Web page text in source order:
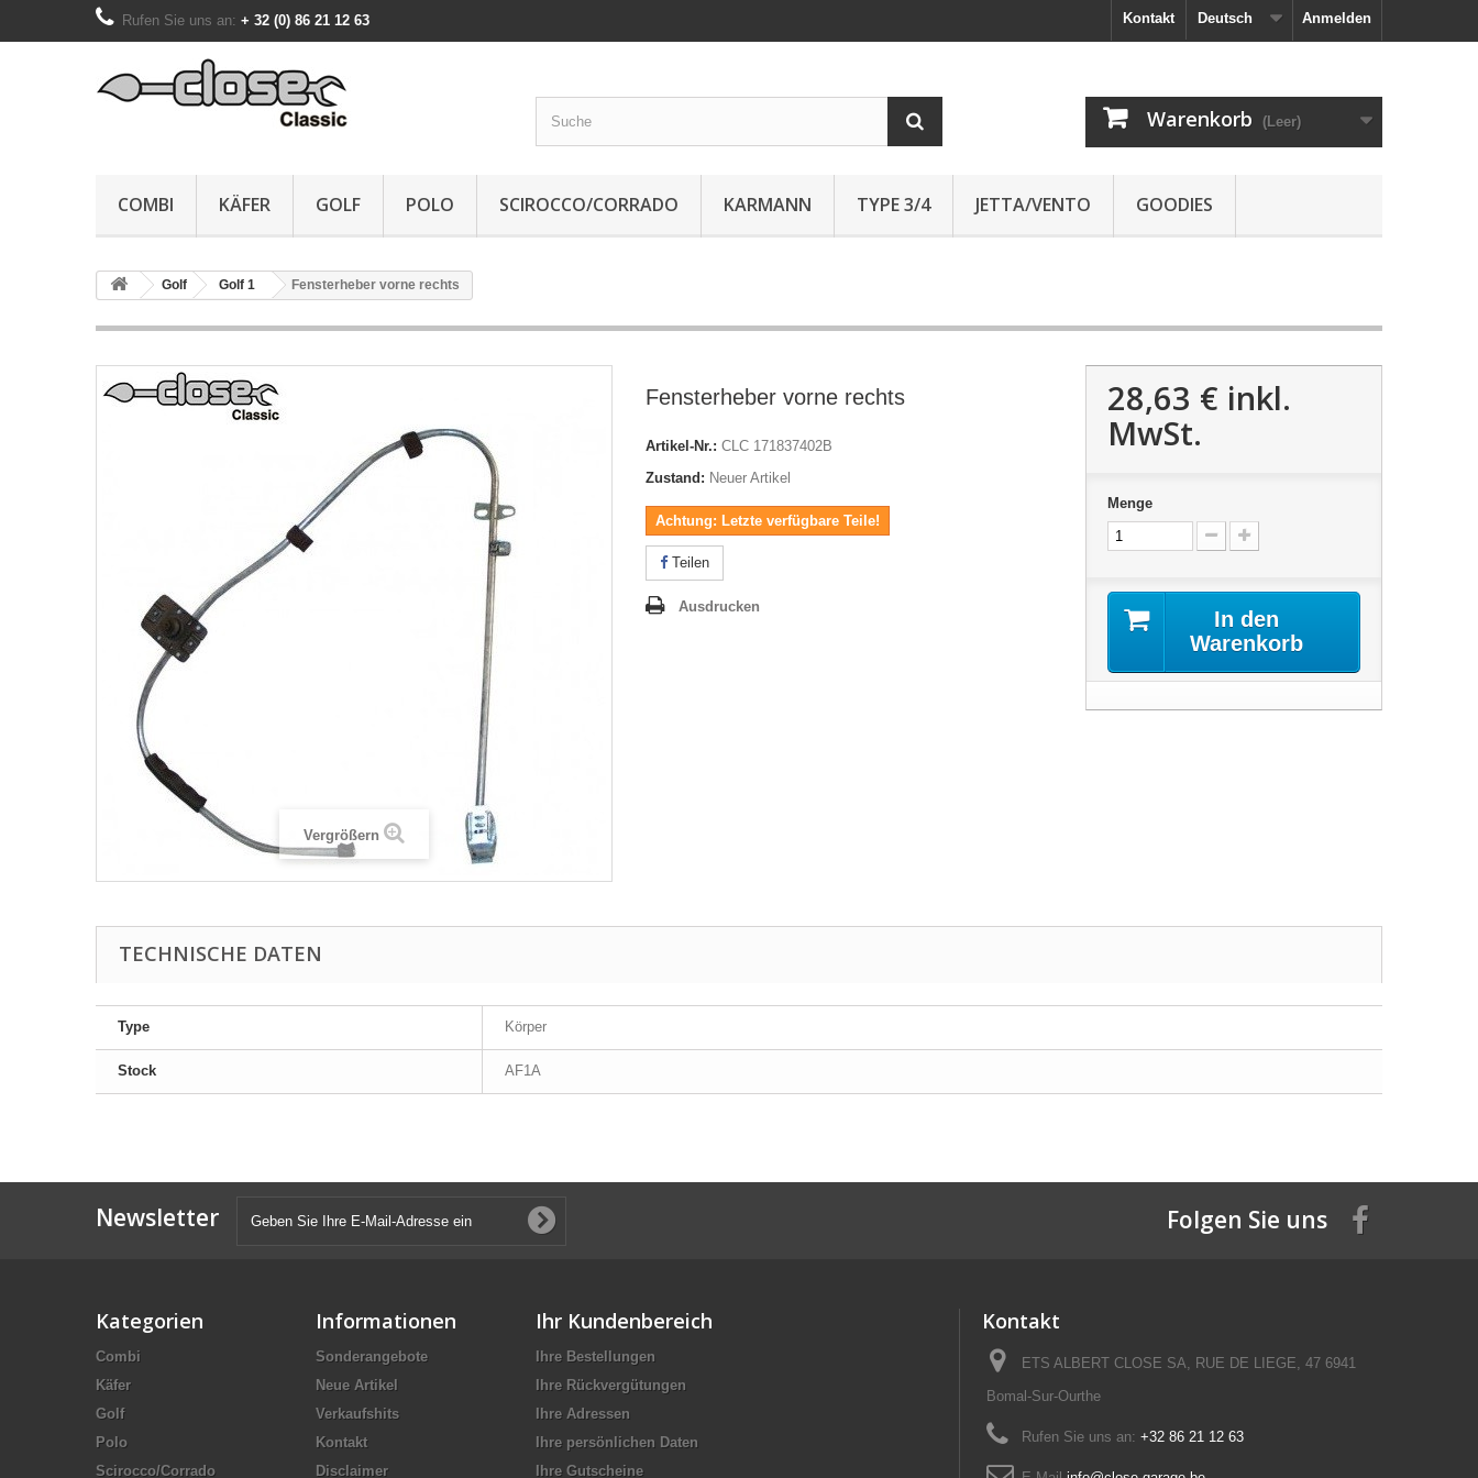
Anmelden
Deutsch
Kontakt
Rufen Sie uns an: + 32 (0) 86 21 12 63
Warenkorb (Leer)
COMBI KÄFER GOLF POLO SCIROCCO/CORRADO KARMANN TYPE 3/4 JETTA/VENTO GOODIES
Golf Golf 1 Fensterheber vorne rechts
Vergrößern
Fensterheber vorne rechts
Artikel-Nr.: CLC 171837402B
Zustand: Neuer Artikel
Achtung: Letzte verfügbare Teile!
Teilen
Ausdrucken
28,63 € inkl.
MwSt.
Menge
In den
Warenkorb
TECHNISCHE DATEN
Type Körper
Stock AF1A
Newsletter Folgen Sie uns
Kategorien
Combi
Käfer
Golf
Polo
Scirocco/Corrado
Informationen
Sonderangebote
Neue Artikel
Verkaufshits
Kontakt
Disclaimer
Ihr Kundenbereich
Ihre Bestellungen
Ihre Rückvergütungen
Ihre Adressen
Ihre persönlichen Daten
Ihre Gutscheine
Kontakt
ETS ALBERT CLOSE SA, RUE DE LIEGE, 47 6941
Bomal-Sur-Ourthe
Rufen Sie uns an: +32 86 21 12 63